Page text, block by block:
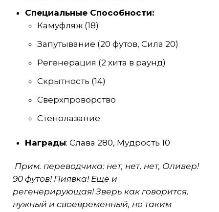
Специальные Способности:
Камуфляж (18)
Запутывание (20 футов, Сила 20)
Регенерация (2 хита в раунд)
Скрытность (14)
Сверхпроворство
Стенолазание
Награды: Слава 280, Мудрость 10
Прим. переводчика: нет, нет, нет, Оливер!
90 футов! Пиявка! Ещё и
регенерирующая! Зверь как говорится,
нужный и своевременный, но таким